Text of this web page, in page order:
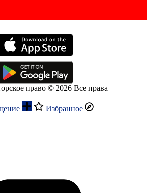
право © 2026 Все права
Избранное